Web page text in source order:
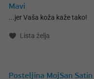
Mavi
...jer Vaša koža kaže tako!
Lista želja
Posteljina MojSan Satin